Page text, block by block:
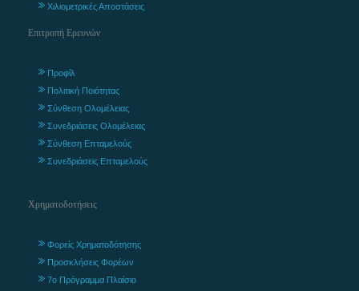
Χιλιομετρικές Αποστάσεις
Επιτροπή Ερευνών
Προφίλ
Πολιτική Ποιότητας
Σύνθεση Ολομέλειας
Συνεδριάσεις Ολομέλειας
Σύνθεση Επταμελούς
Συνεδριάσεις Επταμελούς
Χρηματοδοτήσεις
Φορείς Χρηματοδότησης
Προσκλήσεις Φορέων
7ο Πρόγραμμα Πλαίσιο